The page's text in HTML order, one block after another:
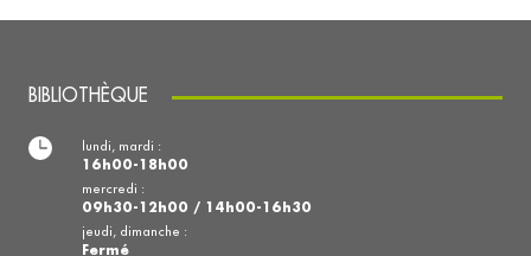
BIBLIOTHÈQUE
lundi, mardi :
16h00-18h00
mercredi :
09h30-12h00 / 14h00-16h30
jeudi, dimanche :
Fermé